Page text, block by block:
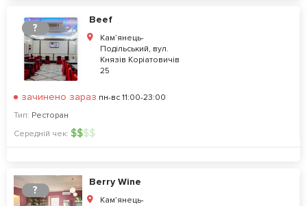
?
Beef
Кам’янець-
Подільський, вул.
Князів Коріатовичів
25
зачинено зараз пн-вс 11:00-23:00
Тип: Ресторан
Середній чек: $$$$
?
Berry Wine
Кам’янець-